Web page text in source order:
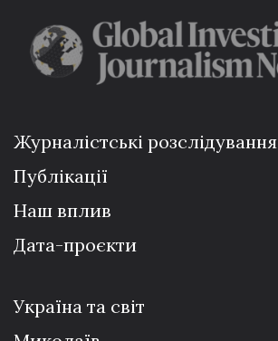
Журналістські розслідування
Публікації
Наш вплив
Дата-проєкти
Україна та світ